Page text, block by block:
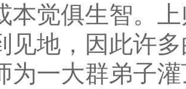
本觉俱生智。
见地，因此许
为一大群弟子